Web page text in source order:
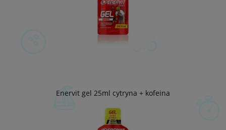
Enervit gel 25ml cytryna + kofeina